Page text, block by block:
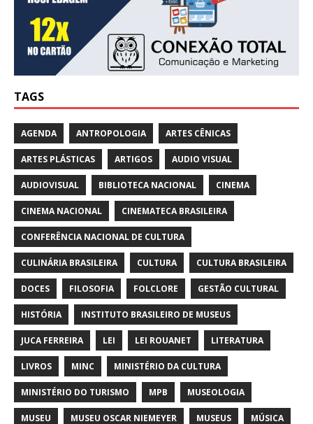
TAGS
AGENDA ANTROPOLOGIA ARTES CÊNICAS
ARTES PLÁSTICAS ARTIGOS AUDIO VISUAL
AUDIOVISUAL BIBLIOTECA NACIONAL CINEMA
CINEMA NACIONAL CINEMATECA BRASILEIRA
CONFERÊNCIA NACIONAL DE CULTURA
CULINÁRIA BRASILEIRA CULTURA CULTURA BRASILEIRA
DOCES FILOSOFIA FOLCLORE GESTÃO CULTURAL
HISTÓRIA INSTITUTO BRASILEIRO DE MUSEUS
JUCA FERREIRA LEI LEI ROUANET LITERATURA
LIVROS MINC MINISTÉRIO DA CULTURA
MINISTÉRIO DO TURISMO MPB MUSEOLOGIA
MUSEU MUSEU OSCAR NIEMEYER MUSEUS MÚSICA